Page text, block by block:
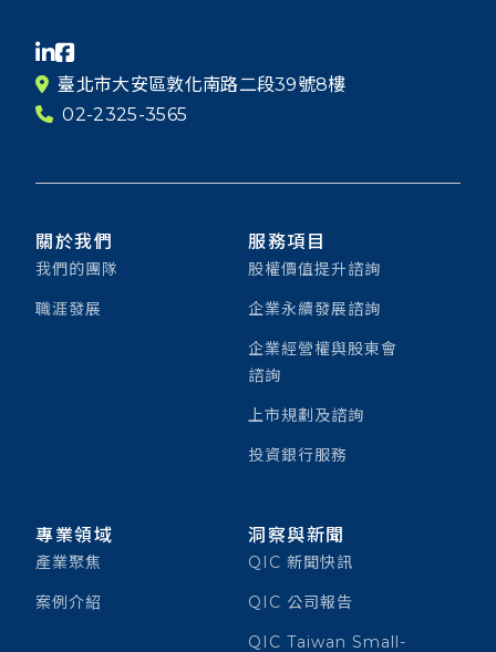
臺北市大安區敦化南路二段39號8樓
02-2325-3565
關於我們
我們的團隊
職涯發展
服務項目
股權價值提升諮詢
企業永續發展諮詢
企業經營權與股東會
諮詢
上市規劃及諮詢
投資銀行服務
專業領域
產業聚焦
案例介紹
洞察與新聞
QIC 新聞快訊
QIC 公司報告
QIC Taiwan Small-